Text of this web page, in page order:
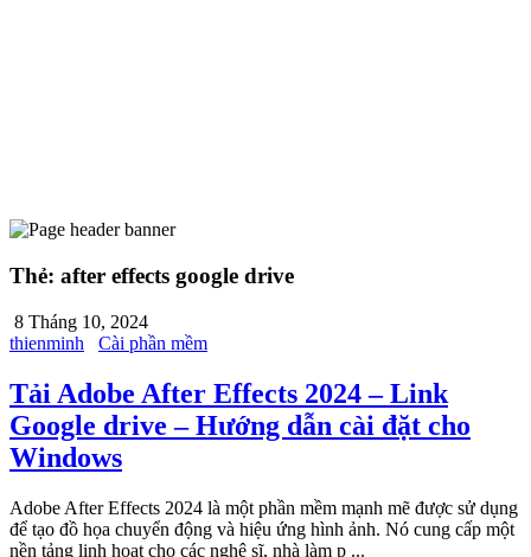
Thẻ: after effects google drive
8 Tháng 10, 2024
thienminh
Cài phần mềm
Tải Adobe After Effects 2024 – Link
Google drive – Hướng dẫn cài đặt cho
Windows
Adobe After Effects 2024 là một phần mềm mạnh mẽ được sử dụng
để tạo đồ họa chuyển động và hiệu ứng hình ảnh. Nó cung cấp một
nền tảng linh hoạt cho các nghệ sĩ, nhà làm p ...